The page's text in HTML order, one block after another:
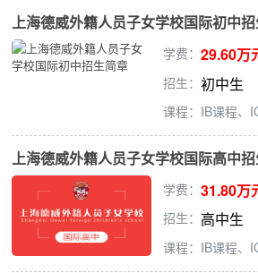
上海德威外籍人员子女学校国际初中
学费： 29.60万
招生： 初中生
课程：IB课程、
上海德威外籍人员子女学校国际高中
学费： 31.80万
招生： 高中生
课程：IB课程、